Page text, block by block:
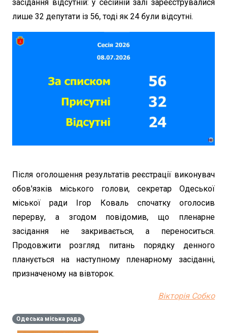
засідання відсутній: у сесійній залі зареєструвалися
лише 32 депутати із 56, тоді як 24 були відсутні.
Після оголошення результатів реєстрації виконувач
обов'язків міського голови, секретар Одеської
міської ради Ігор Коваль спочатку оголосив
перерву, а згодом повідомив, що пленарне
засідання не закривається, а переноситься.
Продовжити розгляд питань порядку денного
планується на наступному пленарному засіданні,
призначеному на вівторок.
Вікторія Собко
Одеська міська рада